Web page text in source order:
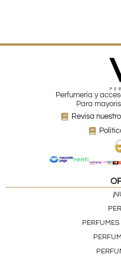
Perfumería y
Para
Revisa
PERFUMES